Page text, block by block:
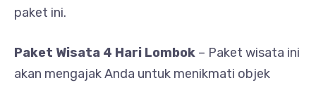
paket ini.
Paket Wisata 4 Hari Lombok – Paket wisata ini
akan mengajak Anda untuk menikmati objek